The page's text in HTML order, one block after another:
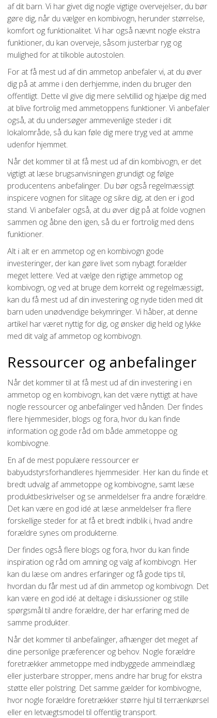
af dit barn. Vi har givet dig nogle vigtige overvejelser, du bør
gøre dig, når du vælger en kombivogn, herunder størrelse,
komfort og funktionalitet. Vi har også nævnt nogle ekstra
funktioner, du kan overveje, såsom justerbar ryg og
mulighed for at tilkoble autostolen.
For at få mest ud af din ammetop anbefaler vi, at du øver
dig på at amme i den derhjemme, inden du bruger den
offentligt. Dette vil give dig mere selvtillid og hjælpe dig med
at blive fortrolig med ammetoppens funktioner. Vi anbefaler
også, at du undersøger ammevenlige steder i dit
lokalområde, så du kan føle dig mere tryg ved at amme
udenfor hjemmet.
Når det kommer til at få mest ud af din kombivogn, er det
vigtigt at læse brugsanvisningen grundigt og følge
producentens anbefalinger. Du bør også regelmæssigt
inspicere vognen for slitage og sikre dig, at den er i god
stand. Vi anbefaler også, at du øver dig på at folde vognen
sammen og åbne den igen, så du er fortrolig med dens
funktioner.
Alt i alt er en ammetop og en kombivogn gode
investeringer, der kan gøre livet som nybagt forælder
meget lettere. Ved at vælge den rigtige ammetop og
kombivogn, og ved at bruge dem korrekt og regelmæssigt,
kan du få mest ud af din investering og nyde tiden med dit
barn uden unødvendige bekymringer. Vi håber, at denne
artikel har været nyttig for dig, og ønsker dig held og lykke
med dit valg af ammetop og kombivogn.
Ressourcer og anbefalinger
Når det kommer til at få mest ud af din investering i en
ammetop og en kombivogn, kan det være nyttigt at have
nogle ressourcer og anbefalinger ved hånden. Der findes
flere hjemmesider, blogs og fora, hvor du kan finde
information og gode råd om både ammetoppe og
kombivogne.
En af de mest populære ressourcer er
babyudstyrsforhandleres hjemmesider. Her kan du finde et
bredt udvalg af ammetoppe og kombivogne, samt læse
produktbeskrivelser og se anmeldelser fra andre forældre.
Det kan være en god idé at læse anmeldelser fra flere
forskellige steder for at få et bredt indblik i, hvad andre
forældre synes om produkterne.
Der findes også flere blogs og fora, hvor du kan finde
inspiration og råd om amning og valg af kombivogn. Her
kan du læse om andres erfaringer og få gode tips til,
hvordan du får mest ud af din ammetop og kombivogn. Det
kan være en god idé at deltage i diskussioner og stille
spørgsmål til andre forældre, der har erfaring med de
samme produkter.
Når det kommer til anbefalinger, afhænger det meget af
dine personlige præferencer og behov. Nogle forældre
foretrækker ammetoppe med indbyggede ammeindlæg
eller justerbare stropper, mens andre har brug for ekstra
støtte eller polstring. Det samme gælder for kombivogne,
hvor nogle forældre foretrækker større hjul til terrænkørsel
eller en letvægtsmodel til offentlig transport.